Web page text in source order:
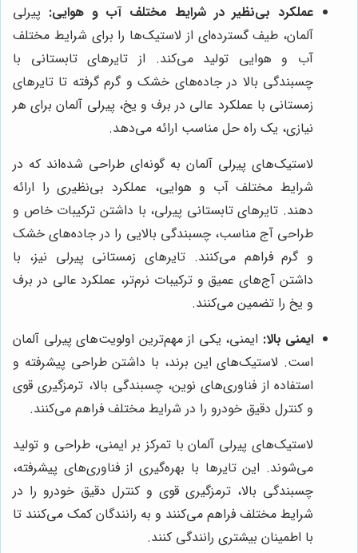
عملکرد بی‌نظیر در شرایط مختلف آب و هوایی: پیرلی
آلمان، طیف گسترده‌ای از لاستیک‌ها را برای شرایط مختلف
آب و هوایی تولید می‌کند. از تایرهای تابستانی با
چسبندگی بالا در جاده‌های خشک و گرم گرفته تا تایرهای
زمستانی با عملکرد عالی در برف و یخ، پیرلی آلمان برای هر
نیازی، یک راه حل مناسب ارائه می‌دهد.
لاستیک‌های پیرلی آلمان به گونه‌ای طراحی شده‌اند که در
شرایط مختلف آب و هوایی، عملکرد بی‌نظیری را ارائه
دهند. تایرهای تابستانی پیرلی، با داشتن ترکیبات خاص و
طراحی آج مناسب، چسبندگی بالایی را در جاده‌های خشک
و گرم فراهم می‌کنند. تایرهای زمستانی پیرلی نیز، با
داشتن آج‌های عمیق و ترکیبات نرم‌تر، عملکرد عالی در برف
و یخ را تضمین می‌کنند.
ایمنی بالا: ایمنی، یکی از مهم‌ترین اولویت‌های پیرلی آلمان
است. لاستیک‌های این برند، با داشتن طراحی پیشرفته و
استفاده از فناوری‌های نوین، چسبندگی بالا، ترمزگیری قوی
و کنترل دقیق خودرو را در شرایط مختلف فراهم می‌کنند.
لاستیک‌های پیرلی آلمان با تمرکز بر ایمنی، طراحی و تولید
می‌شوند. این تایرها با بهره‌گیری از فناوری‌های پیشرفته،
چسبندگی بالا، ترمزگیری قوی و کنترل دقیق خودرو را در
شرایط مختلف فراهم می‌کنند و به رانندگان کمک می‌کنند تا
با اطمینان بیشتری رانندگی کنند.